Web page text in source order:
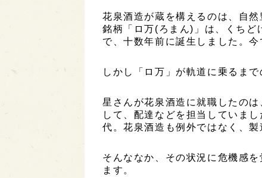
花泉酒造が蔵を構えるのは、自
銘柄「ロ万(ろまん)」は、くちど
で、十数年前に誕生しました。
しかし「ロ万」が軌道に乗るま
星さんが花泉酒造に就職したの
して、配達などを担当していま
代。花泉酒造も例外ではなく、製
そんななか、その状況に危機感
ます。